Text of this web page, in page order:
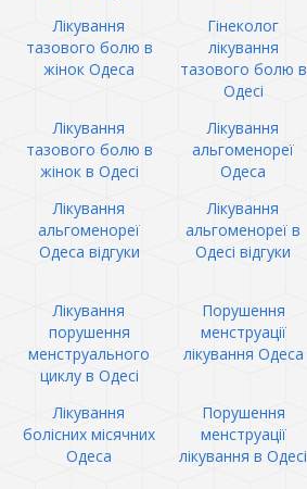
Лікування
тазового болю в
жінок Одеса
Гінеколог
лікування
тазового болю в
Одесі
Лікування
тазового болю в
жінок в Одесі
Лікування
альгоменореї
Одеса
Лікування
альгоменореї
Одеса відгуки
Лікування
альгоменореї в
Одесі відгуки
Лікування
порушення
менструального
циклу в Одесі
Порушення
менструації
лікування Одеса
Лікування
болісних місячних
Одеса
Порушення
менструації
лікування в Одесі